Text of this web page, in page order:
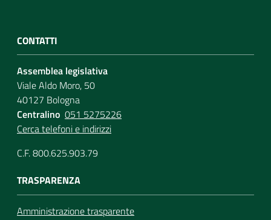
CONTATTI
Assemblea legislativa
Viale Aldo Moro, 50
40127 Bologna
Centralino 051 5275226
Cerca telefoni e indirizzi
C.F. 800.625.903.79
TRASPARENZA
Amministrazione trasparente